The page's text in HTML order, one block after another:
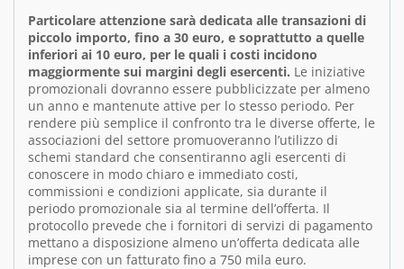
Particolare attenzione sarà dedicata alle transazioni di
piccolo importo, fino a 30 euro, e soprattutto a quelle
inferiori ai 10 euro, per le quali i costi incidono
maggiormente sui margini degli esercenti. Le iniziative
promozionali dovranno essere pubblicizzate per almeno
un anno e mantenute attive per lo stesso periodo. Per
rendere più semplice il confronto tra le diverse offerte, le
associazioni del settore promuoveranno l’utilizzo di
schemi standard che consentiranno agli esercenti di
conoscere in modo chiaro e immediato costi,
commissioni e condizioni applicate, sia durante il
periodo promozionale sia al termine dell’offerta. Il
protocollo prevede che i fornitori di servizi di pagamento
mettano a disposizione almeno un’offerta dedicata alle
imprese con un fatturato fino a 750 mila euro.